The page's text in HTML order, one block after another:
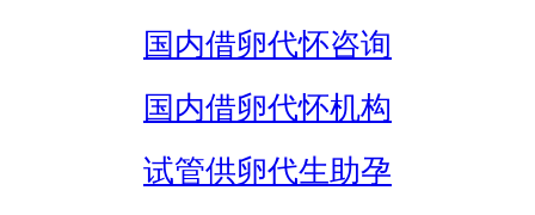
国内借卵代怀咨询
国内借卵代怀机构
试管供卵代生助孕